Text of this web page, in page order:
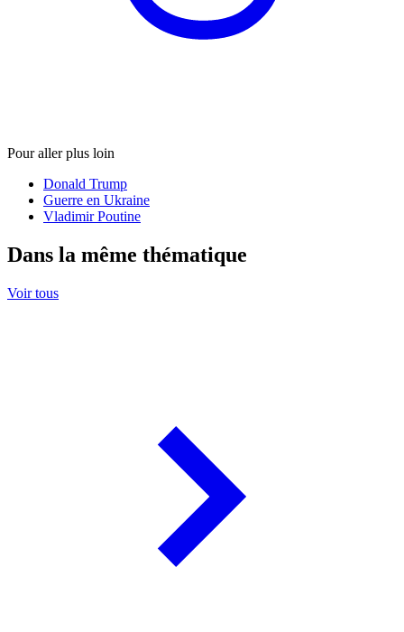
Pour aller plus loin
Donald Trump
Guerre en Ukraine
Vladimir Poutine
Dans la même thématique
Voir tous